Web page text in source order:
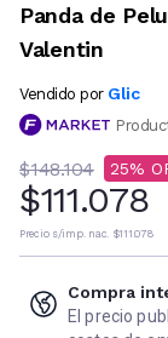
Panda de
Valentin
Vendido por Glic
$148.104 25
$111.078
Precio s/imp. nac. $111.078
Compra
El precio